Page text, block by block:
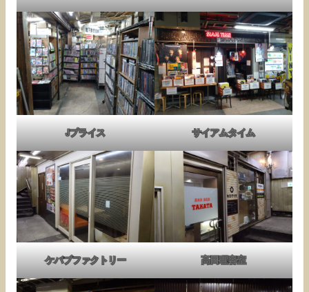
Jプライス サイアムタイム
ケバブファクトリー 高田理容室